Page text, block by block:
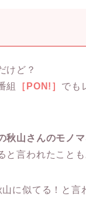
けど？
組
［PON!］ でも
秋山さんのモノ
と言われたこと
に似てる！と言